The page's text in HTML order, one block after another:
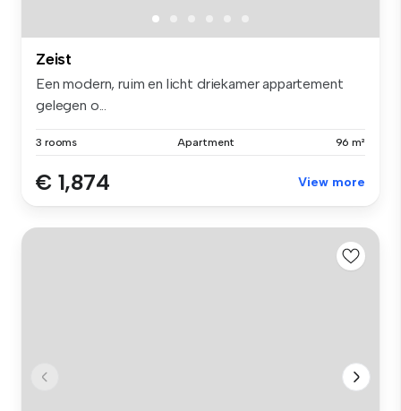
Zeist
Een modern, ruim en licht driekamer appartement
gelegen o...
3 rooms Apartment 96 m²
€ 1,874 View more